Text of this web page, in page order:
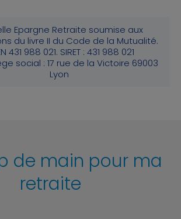
Epargne Retraite soumise aux
du livre II du Code de la Mutualité.
431 988 021. SIRET : 431 988 021
social : 17 rue de la Victoire 69003
Lyon
de main pour ma
retraite